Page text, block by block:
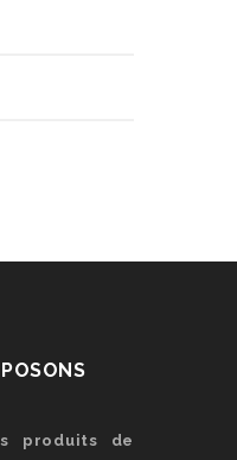
produits de